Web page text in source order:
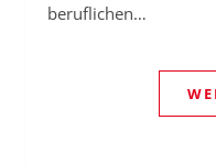
beruflichen…